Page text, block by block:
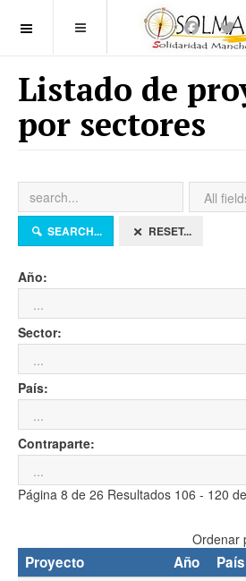
OFF CANVAS
Listado de
por sectores
SEARCH... RESET...
Año:
Sector:
País:
Contraparte:
Página 8 de 26 Resultados 106 - 120
Ordenar
Proyecto Año País